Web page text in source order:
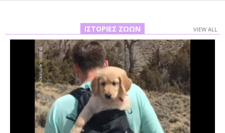
ΙΣΤΟΡΊΕΣ ΖΏΩΝ VIEW ALL